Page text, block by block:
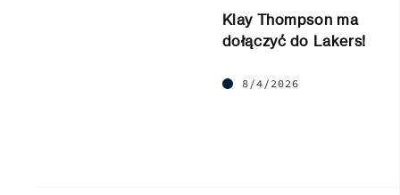
Klay Thompson ma
dołączyć do Lakers!
8/4/2026